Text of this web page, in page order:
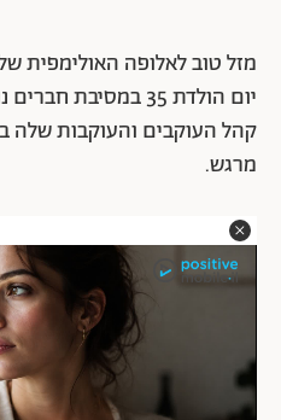
מזל טוב לאלופה האולימפית
יום הולדת 35
קהל העוקבים והעוקבות שלה
מרגש.